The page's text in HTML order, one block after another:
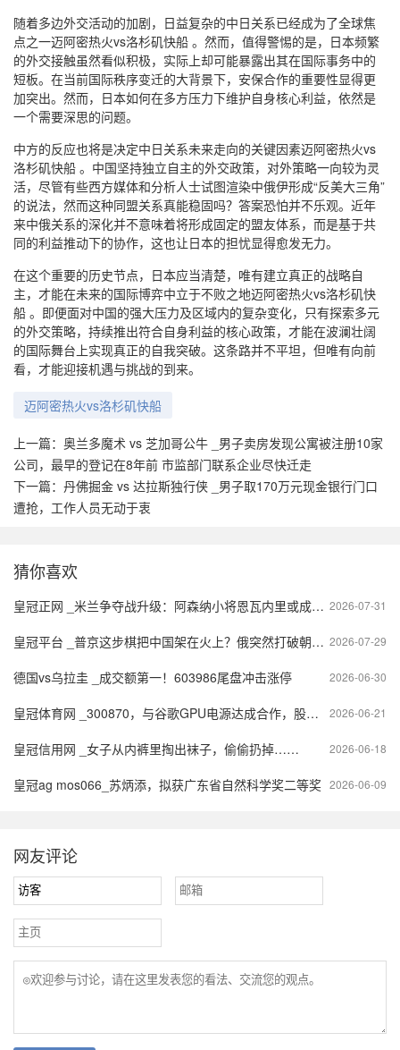
随着多边外交活动的加剧，日益复杂的中日关系已经成为了全球焦
点之一迈阿密热火vs洛杉矶快船 。然而，值得警惕的是，日本频繁
的外交接触虽然看似积极，实际上却可能暴露出其在国际事务中的
短板。在当前国际秩序变迁的大背景下，安保合作的重要性显得更
加突出。然而，日本如何在多方压力下维护自身核心利益，依然是
一个需要深思的问题。
中方的反应也将是决定中日关系未来走向的关键因素迈阿密热火vs
洛杉矶快船 。中国坚持独立自主的外交政策，对外策略一向较为灵
活，尽管有些西方媒体和分析人士试图渲染中俄伊形成“反美大三角”
的说法，然而这种同盟关系真能稳固吗？答案恐怕并不乐观。近年
来中俄关系的深化并不意味着将形成固定的盟友体系，而是基于共
同的利益推动下的协作，这也让日本的担忧显得愈发无力。
在这个重要的历史节点，日本应当清楚，唯有建立真正的战略自
主，才能在未来的国际博弈中立于不败之地迈阿密热火vs洛杉矶快
船 。即便面对中国的强大压力及区域内的复杂变化，只有探索多元
的外交策略，持续推出符合自身利益的核心政策，才能在波澜壮阔
的国际舞台上实现真正的自我突破。这条路并不平坦，但唯有向前
看，才能迎接机遇与挑战的到来。
迈阿密热火vs洛杉矶快船
上一篇： 奥兰多魔术 vs 芝加哥公牛 _男子卖房发现公寓被注册10家
公司，最早的登记在8年前 市监部门联系企业尽快迁走
下一篇： 丹佛掘金 vs 达拉斯独行侠 _男子取170万元现金银行门口
遭抢，工作人员无动于衷
猜你喜欢
2026-07-31
皇冠正网 _米兰争夺战升级：阿森纳小将恩瓦内里或成新一代球星的转折点
2026-07-29
皇冠平台 _普京这步棋把中国架在火上？俄突然打破朝核20年约定
2026-06-30
德国vs乌拉圭 _成交额第一！603986尾盘冲击涨停
2026-06-21
皇冠体育网 _300870，与谷歌GPU电源达成合作，股价创历史新高
2026-06-18
皇冠信用网 _女子从内裤里掏出袜子，偷偷扔掉……
2026-06-09
皇冠ag mos066_苏炳添，拟获广东省自然科学奖二等奖
网友评论